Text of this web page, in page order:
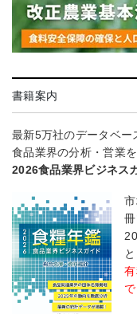
書籍案内
最新5万社のデータベー
食品業界の分析・営業
2026食品業界ビジネス
冊